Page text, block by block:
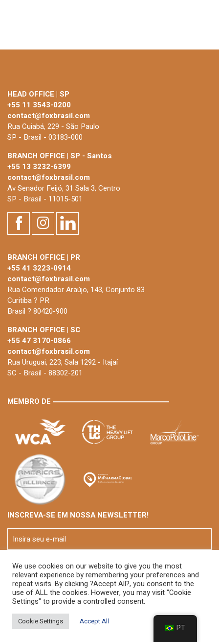
HEAD OFFICE | SP
+55 11 3543-0200
contact@foxbrasil.com
Rua Cuiabá, 229 - São Paulo
SP - Brasil - 03183-000
BRANCH OFFICE | SP - Santos
+55 13 3232-6399
contact@foxbrasil.com
Av Senador Feijó, 31 Sala 3, Centro
SP - Brasil - 11015-501
BRANCH OFFICE | PR
+55 41 3223-0914
contact@foxbrasil.com
Rua Comendador Araújo, 143, Conjunto 83
Curitiba ? PR
Brasil ? 80420-900
BRANCH OFFICE | SC
+55 47 3170-0866
contact@foxbrasil.com
Rua Uruguai, 223, Sala 1292 - Itajaí
SC - Brasil - 88302-201
MEMBRO DE
INSCREVA-SE EM NOSSA NEWSLETTER!
Developed By
We use cookies on our website to give you the most
relevant experience by remembering your preferences and
repeat visits. By clicking ?Accept All?, you consent to the
use of ALL the cookies. However, you may visit "Cookie
Settings" to provide a controlled consent.
Cookie Settings Accept All
PT